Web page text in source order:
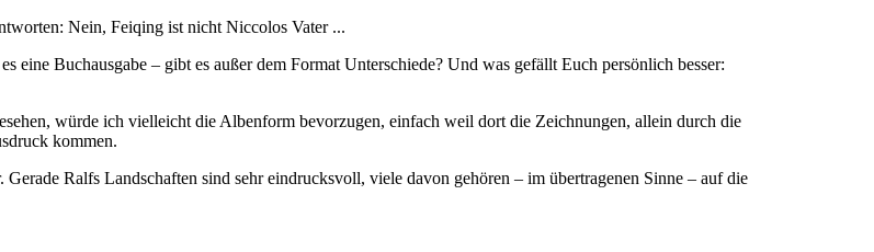
Nein, Feiqing ist nicht Niccolos Vater ...
eine Buchausgabe – gibt es außer dem Format Unterschiede? Und was gefällt Euch persönlich besser:
würde ich vielleicht die Albenform bevorzugen, einfach weil dort die Zeichnungen, allein durch die
kommen.
Gerade Ralfs Landschaften sind sehr eindrucksvoll, viele davon gehören – im übertragenen Sinne – auf die